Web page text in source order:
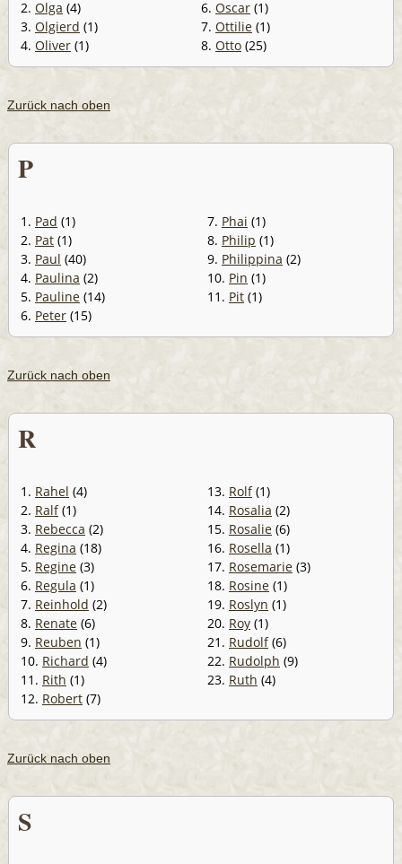
2. Olga (4)
3. Olgierd (1)
4. Oliver (1)
6. Oscar (1)
7. Ottilie (1)
8. Otto (25)
Zurück nach oben
P
1. Pad (1)
2. Pat (1)
3. Paul (40)
4. Paulina (2)
5. Pauline (14)
6. Peter (15)
7. Phai (1)
8. Philip (1)
9. Philippina (2)
10. Pin (1)
11. Pit (1)
Zurück nach oben
R
1. Rahel (4)
2. Ralf(1)
3. Rebecca (2)
4. Regina (18)
5. Regine (3)
6. Regula (1)
7. Reinhold (2)
8. Renate (6)
9. Reuben (1)
10. Richard (4)
11. Rith (1)
12. Robert (7)
13. Rolf(1)
14. Rosalia (2)
15. Rosalie (6)
16. Rosella (1)
17. Rosemarie (3)
18. Rosine (1)
19. Roslyn (1)
20. Roy (1)
21. Rudolf(6)
22. Rudolph (9)
23. Ruth (4)
Zurück nach oben
S